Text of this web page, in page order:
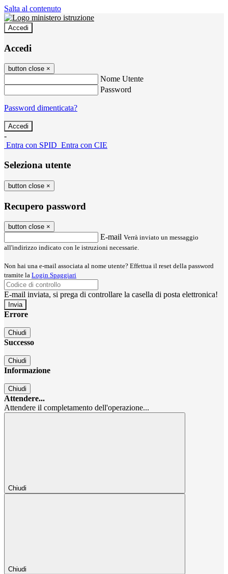
Salta al contenuto
Accedi
Accedi
button close ×
Nome Utente
Password
Password dimenticata?
-
Entra con SPID Entra con CIE
Seleziona utente
button close ×
Recupero password
button close ×
E-mail Verrà inviato un messaggio
all'indirizzo indicato con le istruzioni necessarie.
Non hai una e-mail associata al nome utente? Effettua il reset della password
tramite la Login Spaggiari
E-mail inviata, si prega di controllare la casella di posta elettronica!
Errore
Chiudi
Successo
Chiudi
Informazione
Chiudi
Attendere...
Attendere il completamento dell'operazione...
Chiudi
Chiudi